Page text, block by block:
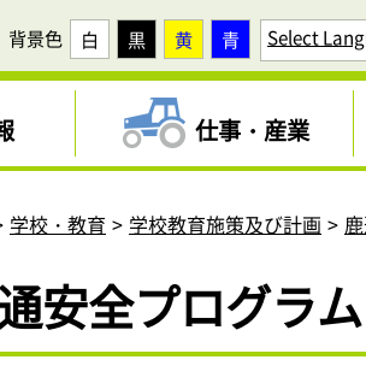
背景色 白 黒 黄 青 Select
仕事・産業
学校・教育 学校教育施策及び計画
安全プログラム